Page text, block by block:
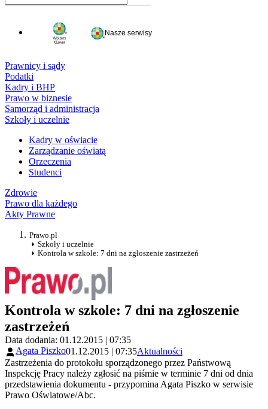
Nasze serwisy
Prawnicy i sądy
Podatki
Kadry i BHP
Prawo w biznesie
Samorząd i administracja
Szkoły i uczelnie
Kadry w oświacie
Zarządzanie oświatą
Orzeczenia
Studenci
Zdrowie
Prawo dla każdego
Akty Prawne
Prawo.pl
Szkoły i uczelnie
Kontrola w szkole: 7 dni na zgłoszenie zastrzeżeń
Kontrola w szkole: 7 dni na zgłoszenie
zastrzeżeń
Data dodania: 01.12.2015 | 07:35
Agata Piszko01.12.2015 | 07:35Aktualności
Zastrzeżenia do protokołu sporządzonego przez Państwową
Inspekcję Pracy należy zgłosić na piśmie w terminie 7 dni od dnia
przedstawienia dokumentu - przypomina Agata Piszko w serwisie
Prawo Oświatowe/Abc.